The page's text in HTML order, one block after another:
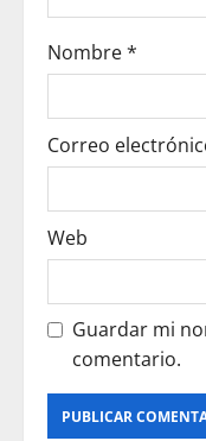
o
n
Nombre*
Correo
Web
Guardar mi
comentario.